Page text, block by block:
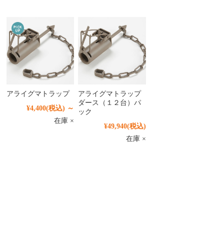
アライグマトラップ
¥4,400(税込) ～
在庫 ×
アライグマトラップ
ダース（１２台）パ
ック
¥49,940(税込)
在庫 ×